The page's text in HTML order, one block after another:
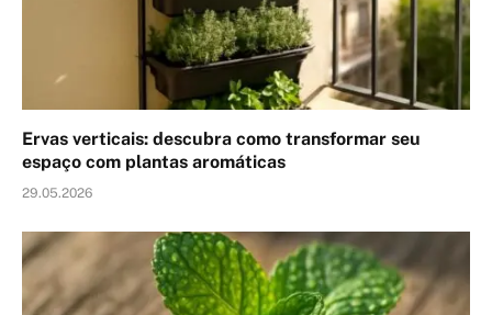
Ervas verticais: descubra como transformar seu
espaço com plantas aromáticas
29.05.2026